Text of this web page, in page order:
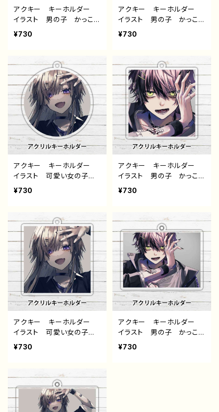
アクキー キーホルダー
イラスト 男の子 かっこい
い イケメン おしゃれ エ
銀髪 白髪 少年 個性
的 おすすめ 人気 イラ
ストレーター クリエイタ
ー 絵師 オリジナル デ
ザイン グッズ アクリルキ
ーホルダー タイトル：黒野
京 デザイン44 作：黒野京
¥730
アクキー キーホルダー
イラスト 男の子 かっこい
い イケメン 少年 おし
ンデレ 黒髪 ピアス 指
輪 個性的 おすすめ 人
気 イラストレーター クリ
エイター 絵師 オリジナ
ル デザイン グッズ タイ
トル：黒野京 デザイン29
作：黒野京
¥730
アクキー キーホルダー
イラスト 可愛い女の子
かっこいい女子 おしゃれ
ロングヘア 個性的 おす
すめ 人気 イラストレー
ター クリエイター 絵
師 オリジナル デザイ
ン グッズ タイトル：黒野
京 デザイン28 作：黒野京
¥730
アクキー キーホルダー
イラスト 男の子 かっこい
い イケメン 少年 おし
ンデレ 黒髪 ピアス 指
輪 個性的 おすすめ 人
気 イラストレーター クリ
エイター 絵師 オリジナ
ル デザイン グッズ タイ
トル：黒野京 デザイン26
作：黒野京
¥730
アクキー キーホルダー
イラスト 可愛い女の子
かっこいい女子 おしゃれ
ロングヘア 個性的 おす
すめ 人気 イラストレー
ター クリエイター 絵
師 オリジナル デザイ
¥730
アクキー キーホルダー
イラスト 男の子 かっこい
い イケメン 少年 おし
¥730